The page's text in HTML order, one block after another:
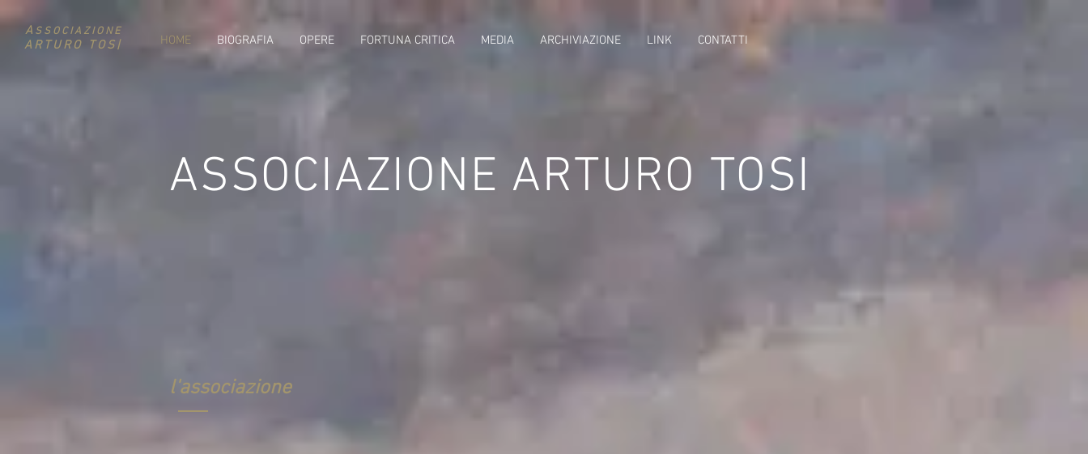
A SSOCIAZIONE
ARTURO TOS| HOME BIOGRAFIA OPERE FORTUNA CRITICA MEDIA ARCHIVIAZIONE LINK CONTATTI
ASSOCIAZIONE ARTURO TOSI
l'associazione